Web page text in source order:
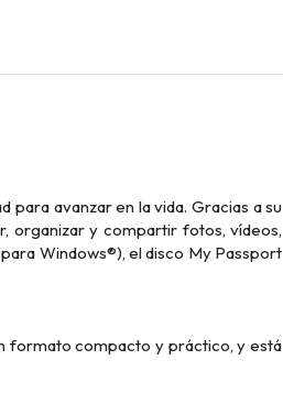
avanzar en la vida. Gracias a su
organizar y compartir fotos, vídeos,
Windows®), el disco My Passport
formato compacto y práctico, y está